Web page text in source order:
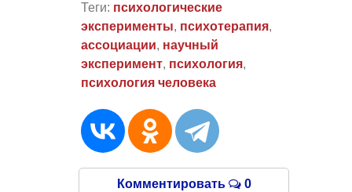
Теги: психологические
эксперименты, психотерапия,
ассоциации, научный
эксперимент, психология,
психология человека
Комментировать 0